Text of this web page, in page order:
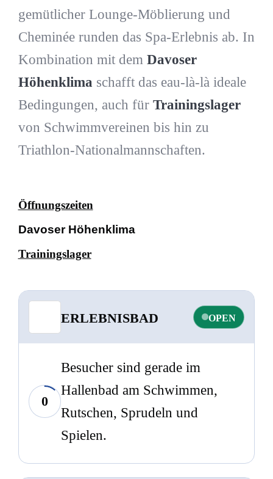
gemütlicher Lounge-Möblierung und
Cheminée runden das Spa-Erlebnis ab. In
Kombination mit dem Davoser
Höhenklima schafft das eau-là-là ideale
Bedingungen, auch für Trainingslager
von Schwimmvereinen bis hin zu
Triathlon-Nationalmannschaften.
Öffnungszeiten
Davoser Höhenklima
Trainingslager
ERLEBNISBAD OPEN
0
Besucher sind gerade im
Hallenbad am Schwimmen,
Rutschen, Sprudeln und
Spielen.